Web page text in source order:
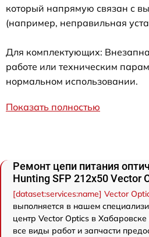
который напрямую связан с
(например, неправильная
Для комплектующих:
работе или техническим
нормальном использовании.
Показать полностью
Ремонт цепи питания
Hunting SFP 212x50 Vector
[dataset:services:name] Vector
выполняется в нашем
центр Vector Optics в
все виды работ и запчасти